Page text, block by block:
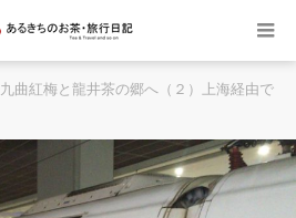
九曲紅梅と龍井茶の郷へ（２）上海経由で